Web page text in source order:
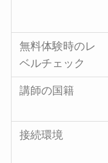
無料体験時のレ
ベルチェック
講師の国籍
接続環境